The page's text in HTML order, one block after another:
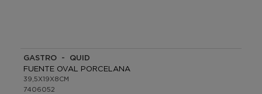
GASTRO - QUID
FUENTE OVAL PORCELANA
39,5X19X8CM
7406052